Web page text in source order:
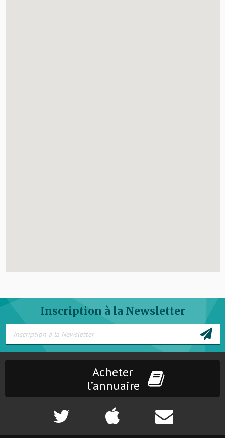
Inscription à la Newsletter
Acheter
l’annuaire